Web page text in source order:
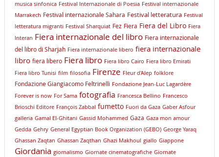
musica sinfonica Festival Internazionale di Poesia Festival internazionale
Marrakech Festival internazionale Sahara Festival letteratura Festival
letteratura migranti Festival Sharquiat Fez Fiera Fiera del Libro Fiera
Interan Fiera internazionale del libro Fiera internazionale
del libro di Sharjah Fiera internazionale libero fiera internazionale
libro fiera libero Fiera libro Fiera libro Cairo Fiera libro Emirati
Fiera libro Tunisi film filosofia Firenze Fleur d'Alep folklore
Fondazione Giangiacomo Feltrinelli Fondazione Jean-Luc Lagardère
Forever is now For Sama fotografia Francesca Bellino Francesco
Brioschi Editore François Zabbal fumetto Fuori da Gaza Gaber Asfour
galleria Gamal El-Ghitani Gassid Mohammed Gaza Gaza mon amour
Gedda Gehry General Egyptian Book Organization (GEBO) George Yaraq
Ghassan Zaqtan Ghassan Zaqthan Ghazi Makhoul giallo Giappone
Giordania giornalismo Giornate cinematografiche Giornate